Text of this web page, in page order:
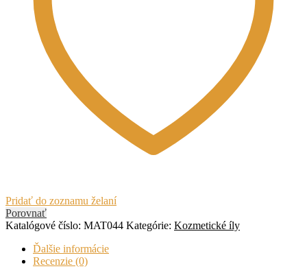
Pridať do zoznamu želaní
Porovnať
Katalógové číslo: MAT044 Kategórie: Kozmetické íly
Ďalšie informácie
Recenzie (0)